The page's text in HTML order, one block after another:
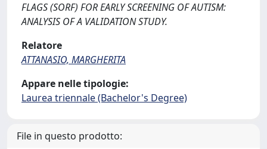
FLAGS (SORF) FOR EARLY SCREENING OF AUTISM:
ANALYSIS OF A VALIDATION STUDY.
Relatore
ATTANASIO, MARGHERITA
Appare nelle tipologie:
Laurea triennale (Bachelor's Degree)
File in questo prodotto: